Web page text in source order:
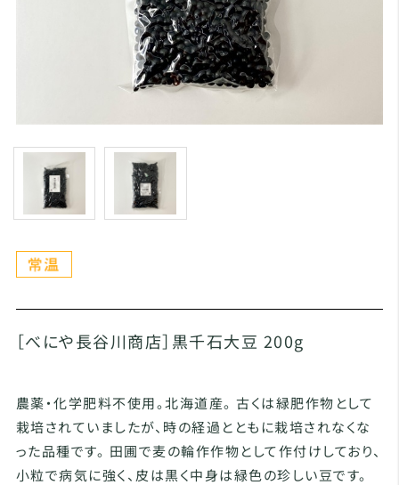
［べにや長谷川商店］黒千石大豆 200g
農薬・化学肥料不使用。北海道産。 古くは緑肥作物として
栽培されていましたが、時の経過とともに栽培されなくな
った品種です。 田圃で麦の輪作作物として作付けしており、
小粒で病気に強く、皮は黒く中身は緑色の珍しい豆です。